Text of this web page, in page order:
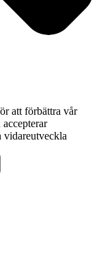
att förbättra vår
vidareutveckla